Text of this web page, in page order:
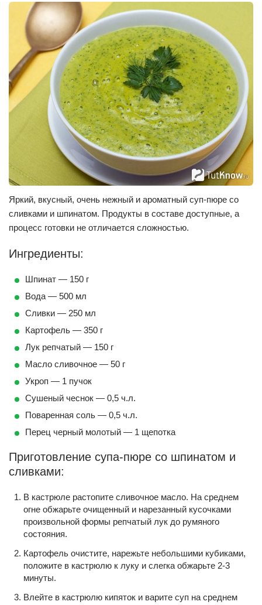
Яркий, вкусный, очень нежный и ароматный суп-пюре со
сливками и шпинатом. Продукты в составе доступные, а
процесс готовки не отличается сложностью.
Ингредиенты:
Шпинат — 150 г
Вода — 500 мл
Сливки — 250 мл
Картофель — 350 г
Лук репчатый — 150 г
Масло сливочное — 50 г
Укроп — 1 пучок
Сушеный чеснок — 0,5 ч.л.
Поваренная соль — 0,5 ч.л.
Перец черный молотый — 1 щепотка
Приготовление супа-пюре со шпинатом и
сливками:
В кастрюле растопите сливочное масло. На среднем
огне обжарьте очищенный и нарезанный кусочками
произвольной формы репчатый лук до румяного
состояния.
Картофель очистите, нарежьте небольшими кубиками,
положите в кастрюлю к луку и слегка обжарьте 2-3
минуты.
Влейте в кастрюлю кипяток и варите суп на среднем